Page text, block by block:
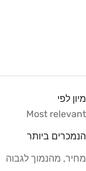
מיון לפי
Most relevant
הנמכרים ביותר
מחיר, מהנמוך לגבוה